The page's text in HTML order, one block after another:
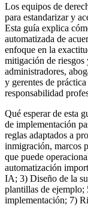
Los equipos de
para estandarizar y
Esta guía explica
automatizada de
enfoque en la
mitigación de
administradores,
y gerentes de
responsabilidad
Qué esperar de esta
de implementación
reglas adaptados a
inmigración, marcos
que puede
automatización
IA; 3) Diseño de la
plantillas de
implementación; 7)